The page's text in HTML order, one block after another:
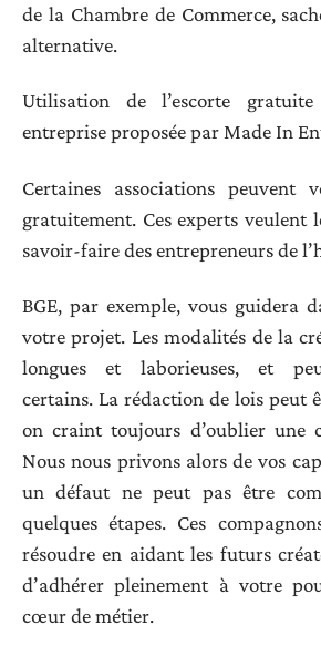
de la Chambre de Commerce,
alternative.
Utilisation de l’escorte
entreprise proposée par Made In
Certaines associations peuvent
gratuitement. Ces experts veulent
savoir-faire des entrepreneurs de
BGE, par exemple, vous guidera
votre projet. Les modalités de la
longues et laborieuses, et
certains. La rédaction de lois peut
on craint toujours d’oublier une
Nous nous privons alors de vos
un défaut ne peut pas être
quelques étapes. Ces
résoudre en aidant les futurs
d’adhérer pleinement à votre
cœur de métier.